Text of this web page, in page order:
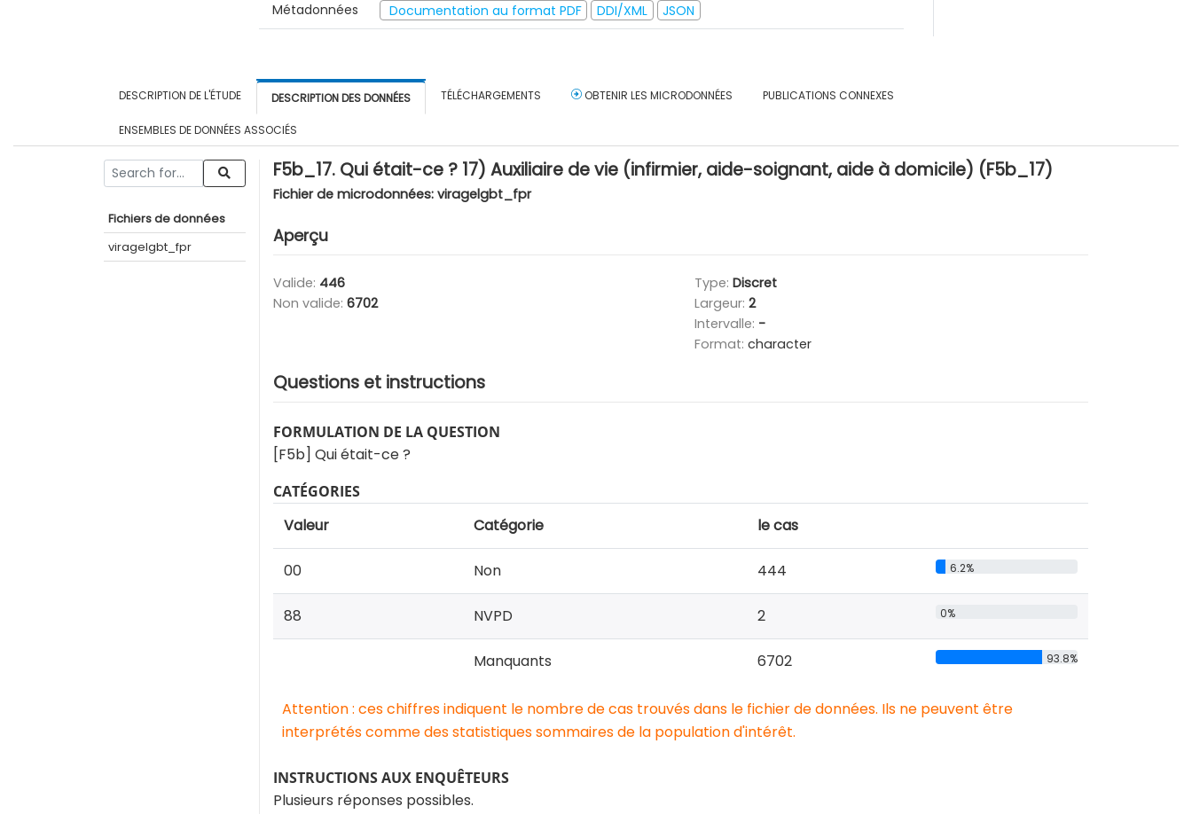
Métadonnées
Documentation au format PDF DDI/XML JSON
DESCRIPTION DE L'ÉTUDE DESCRIPTION DES DONNÉES TÉLÉCHARGEMENTS OBTENIR LES MICRODONNÉES PUBLICATIONS CONNEXES
ENSEMBLES DE DONNÉES ASSOCIÉS
Fichiers de données
viragelgbt_fpr
F5b_17. Qui était-ce ? 17) Auxiliaire de vie (infirmier, aide-soignant, aide à domicile) (F5b_17)
Fichier de microdonnées: viragelgbt_fpr
Aperçu
Valide: 446
Non valide: 6702
Type: Discret
Largeur: 2
Intervalle: -
Format: character
Questions et instructions
FORMULATION DE LA QUESTION
[F5b] Qui était-ce ?
CATÉGORIES
Valeur Catégorie le cas
00 Non 444 6.2%
88 NVPD 2 0%
Manquants 6702 93.8%
Attention : ces chiffres indiquent le nombre de cas trouvés dans le fichier de données. Ils ne peuvent être
interprétés comme des statistiques sommaires de la population d'intérêt.
INSTRUCTIONS AUX ENQUÊTEURS
Plusieurs réponses possibles.